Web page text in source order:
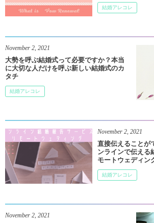
結婚アレコレ
November 2, 2021
大勢を呼ぶ結婚式って必要ですか？本当
に大切な人だけを呼ぶ新しい結婚式のカ
タチ
結婚アレコレ
November 2,2021
直接伝えることが
ンラインで伝える
モートウェディン
結婚アレコレ
November 2, 2021